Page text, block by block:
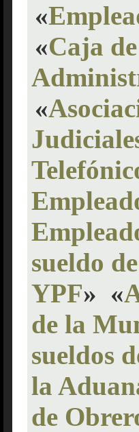
«
«Caja
«
sueldo
YPF» «
de la
sueldos
la
de